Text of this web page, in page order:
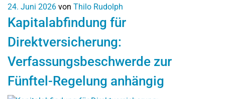
24. Juni 2026 von Thilo Rudolph
Kapitalabfindung für
Direktversicherung:
Verfassungsbeschwerde zur
Fünftel-Regelung anhängig